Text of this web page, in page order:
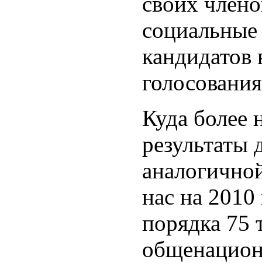
кандидатов
Куда более
результаты
нас на 2010
порядка 75